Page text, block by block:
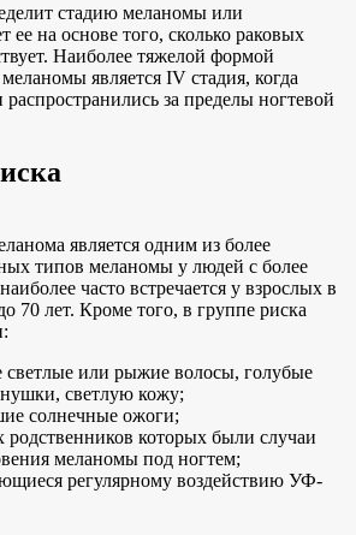
стадию меланомы или
ее на основе того, сколько раковых
Наиболее тяжелой формой
является IV стадия, когда
распространились за пределы ногтевой
является одним из более
типов меланомы у людей с более
часто встречается у взрослых в
70 лет. Кроме того, в группе риска
или рыжие волосы, голубые
светлую кожу;
солнечные ожоги;
родственников которых были случаи
меланомы под ногтем;
регулярному воздействию УФ-